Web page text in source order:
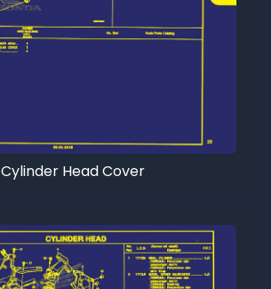
Cylinder Head Cover